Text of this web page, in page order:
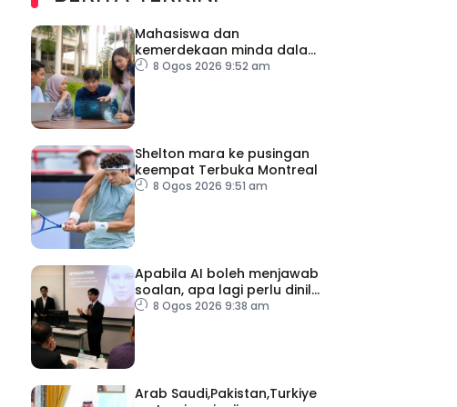
Mahasiswa dan
kemerdekaan minda dalam
menghadapi ledakan AI
8 Ogos 2026 9:52 am
Shelton mara ke pusingan
keempat Terbuka Montreal
8 Ogos 2026 9:51 am
Apabila AI boleh menjawab
soalan, apa lagi perlu dinilai
di universiti?
8 Ogos 2026 9:38 am
Arab Saudi,Pakistan,Turkiye